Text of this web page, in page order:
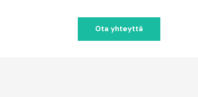
Ota yhteyttä